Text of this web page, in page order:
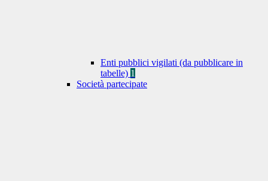
Enti pubblici vigilati (da pubblicare in
tabelle) 1
Società partecipate